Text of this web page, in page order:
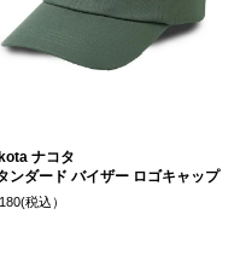
ナコタ
ンダード バイザー ロゴキャップ
税込）